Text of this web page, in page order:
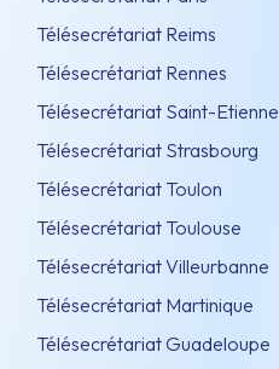
Télésecrétariat Reims
Télésecrétariat Rennes
Télésecrétariat Saint-Etienne
Télésecrétariat Strasbourg
Télésecrétariat Toulon
Télésecrétariat Toulouse
Télésecrétariat Villeurbanne
Télésecrétariat Martinique
Télésecrétariat Guadeloupe